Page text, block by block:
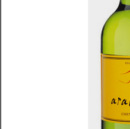
お電話 （